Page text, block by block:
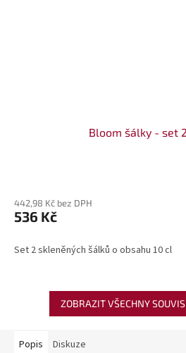
Bloom šálky - set
442,98 Kč bez DPH
536 Kč
Set 2 skleněných šálků o obsahu 10 cl
ZOBRAZIT VŠECHNY
Popis Diskuze